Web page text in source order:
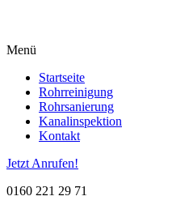
Menü
Startseite
Rohrreinigung
Rohrsanierung
Kanalinspektion
Kontakt
Jetzt Anrufen!
0160 221 29 71